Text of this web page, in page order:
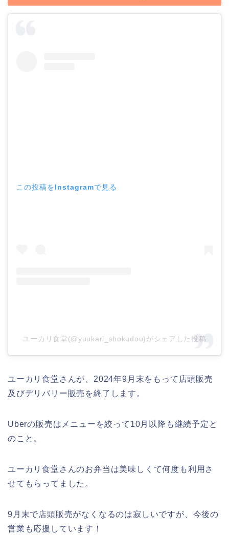
この投稿をInstagramで見る
ユーカリ食堂(@yuukari_shokudou)がシェアした投稿
ユーカリ食堂さんが、2024年9月末をもって店頭販売
及びデリバリー販売を終了します。
Uberの販売はメニューを絞って10月以降も継続予定と
のこと。
ユーカリ食堂さんのお弁当は美味しくて何度も利用さ
せてもらってました。
9月末で店頭販売がなくなるのは寂しいですが、今後の
営業も応援しています！